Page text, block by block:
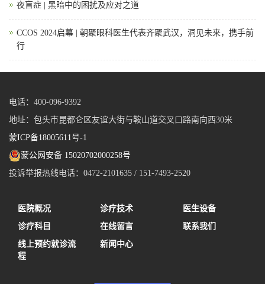
夜盲症 | 黑暗中的困扰及应对之道
CCOS 2024启幕 | 朝聚眼科医生代表齐聚武汉，洞见未来，携手前
行
电话：400-096-9392
地址：包头市昆都仑区友谊大街与鞍山道交叉口路南向西30米
蒙ICP备18005611号-1
蒙公网安备 15020702000258号
投诉举报热线电话：0472-2101635 / 151-7493-2520
医院概况 诊疗技术
医生设备
诊疗科目
在线留言
联系我们
线上预约就诊流
程
新闻中心